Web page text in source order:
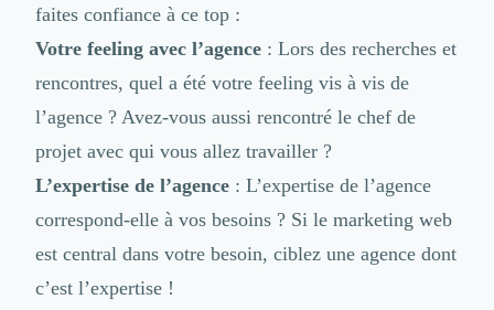
faites confiance à ce top :
Votre feeling avec l’agence : Lors des recherches et
rencontres, quel a été votre feeling vis à vis de
l’agence ? Avez-vous aussi rencontré le chef de
projet avec qui vous allez travailler ?
L’expertise de l’agence : L’expertise de l’agence
correspond-elle à vos besoins ? Si le marketing web
est central dans votre besoin, ciblez une agence dont
c’est l’expertise !